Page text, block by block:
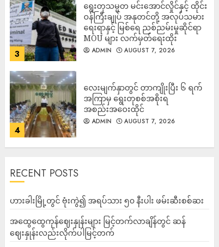
3
ရွေးတုသမ္မတ မင်းအောင်လှိုင်နှင့် ထိုင်း
ဝန်ကြီးချုပ် အနုတင်တို့ အလုပ်သမား
ရေးရာနှင့် မြစ်ရေ ညစ်ညမ်းမှုဆိုင်ရာ
MOU များ လက်မှတ်ရေးထိုး
ADMIN AUGUST 7, 2026
4
လေးမျက်နှာတွင် တာကျိုးပြီး ၆ ရက်
အကြာမှ ရွေးတုစစ်အစိုးရ
အစည်းအဝေးထိုင်
ADMIN AUGUST 7, 2026
RECENT POSTS
ဟားခါးမြို့တွင် ဗုံးကွဲ၍ အရပ်သား ၅၀ နီးပါး ဖမ်းဆီးစစ်ဆး
အထွေထွေကုန်ဈေးနှုန်းများ မြင့်တက်လာချိန်တွင် ဆန်
ဈေးနှုန်းလည်းလိုက်ပါမြင့်တက်